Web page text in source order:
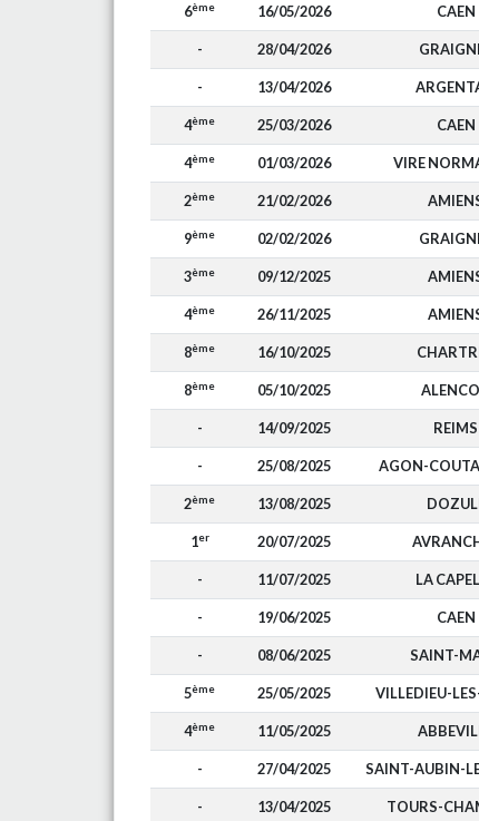
6ème 16/05/2026 CAEN
- 28/04/2026
- 13/04/2026
4ème 25/03/2026 CAEN
4ème 01/03/2026 VIRE
2ème 21/02/2026
9ème 02/02/2026
3ème 09/12/2025
4ème 26/11/2025
8ème 16/10/2025
8ème 05/10/2025
- 14/09/2025 REIMS
- 25/08/2025 AGON-
2ème 13/08/2025
1er 20/07/2025
- 11/07/2025 LA
- 19/06/2025 CAEN
- 08/06/2025 SAINT-
5ème 25/05/2025 VILLEDIEU-
4ème 11/05/2025
- 27/04/2025 SAINT-AUBIN-
- 13/04/2025 TOURS-